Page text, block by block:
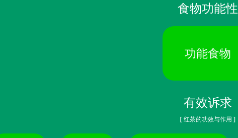
食物功能性
功能食物
有效诉求
[ 红茶的功效与作用 ]